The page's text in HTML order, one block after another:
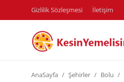
Gizlilik Sözleşmesi İletişim
AnaSayfa Şehirler Bolu